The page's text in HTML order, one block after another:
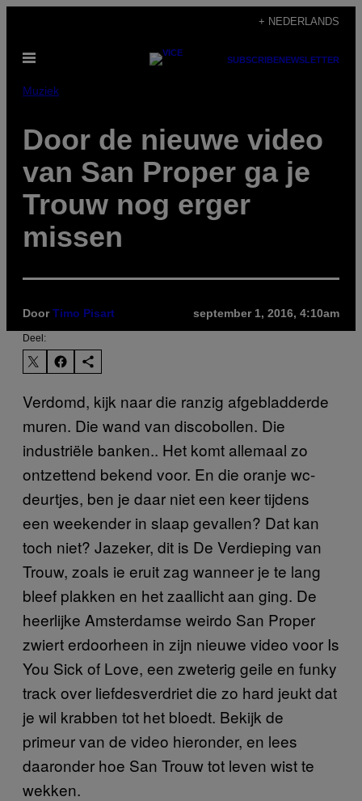
de
inhoud
+ NEDERLANDS
Open
SUBSCRIBENEWSLETTER
Muziek
​Door de nieuwe video
van San Proper ga je
Trouw nog erger
missen
DoorTimo Pisart september 1, 2016, 4:10am
Deel:
Verdomd, kijk naar die ranzig afgebladderde
muren. Die wand van discobollen. Die
industriële banken.. Het komt allemaal zo
ontzettend bekend voor. En die oranje wc-
deurtjes, ben je daar niet een keer tijdens
een weekender in slaap gevallen? Dat kan
toch niet? Jazeker, dit is De Verdieping van
Trouw, zoals ie eruit zag wanneer je te lang
bleef plakken en het zaallicht aan ging. De
heerlijke Amsterdamse weirdo San Proper
zwiert erdoorheen in zijn nieuwe video voor Is
You Sick of Love, een zweterig geile en funky
track over liefdesverdriet die zo hard jeukt dat
je wil krabben tot het bloedt. Bekijk de
primeur van de video hieronder, en lees
daaronder hoe San Trouw tot leven wist te
wekken.